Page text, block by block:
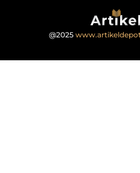
@2025